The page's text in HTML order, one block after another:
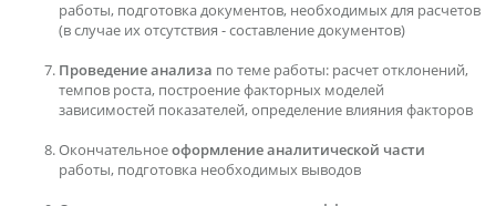
работы, подготовка документов, необходимых для расчетов
(в случае их отсутствия - составление документов)
Проведение анализа по теме работы: расчет отклонений,
темпов роста, построение факторных моделей
зависимостей показателей, определение влияния факторов
Окончательноеоформление аналитической части
работы, подготовка необходимых выводов